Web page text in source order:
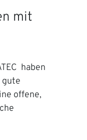
mit
haben
gute
offene,